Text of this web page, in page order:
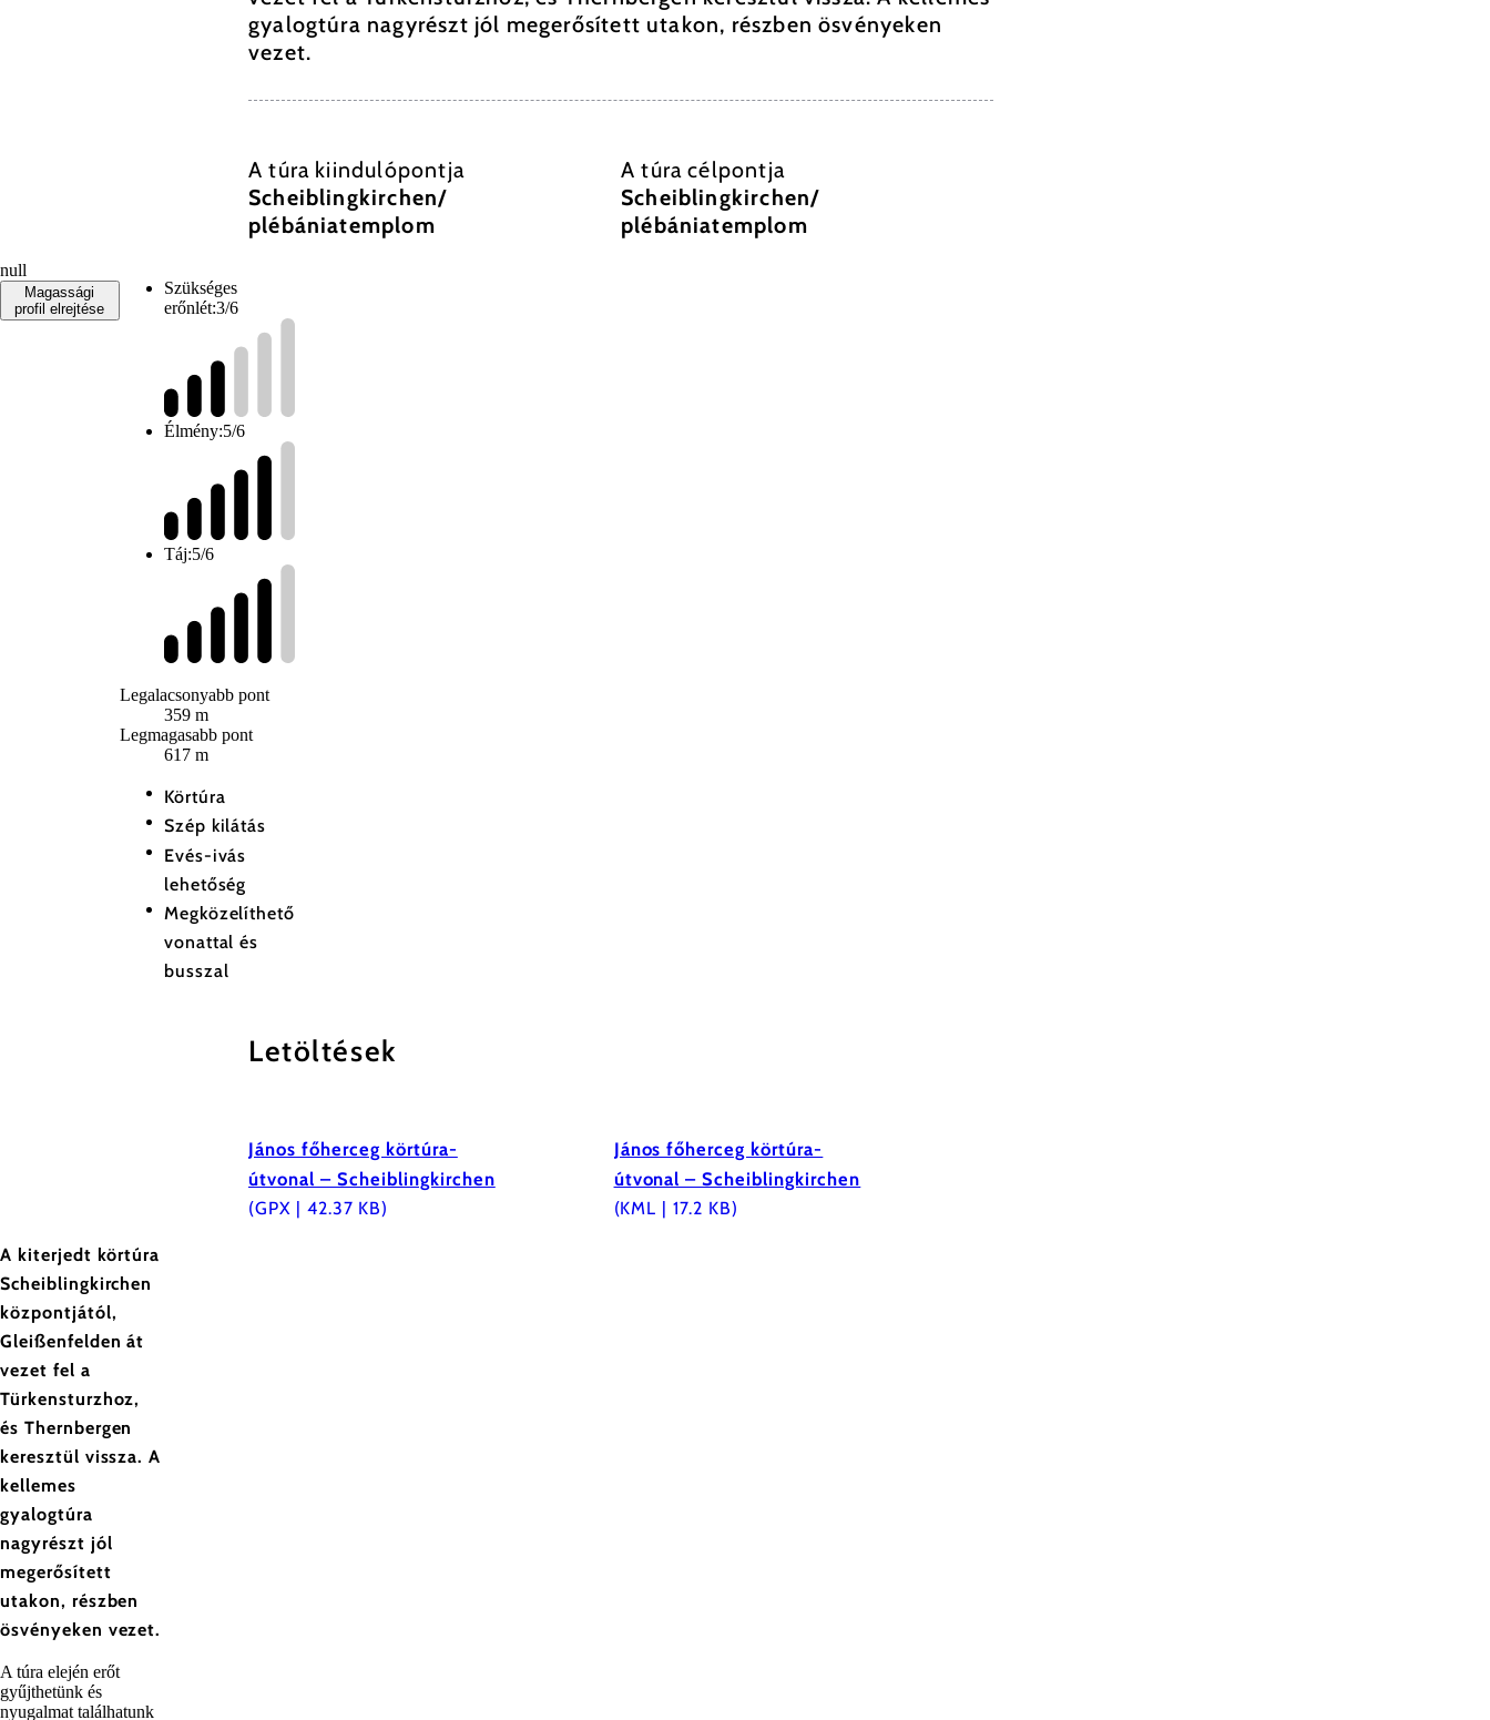
gyalogtúra nagyrészt jól megerősített utakon, részben ösvényeken
vezet.
A túra kiindulópontja
Scheiblingkirchen/
plébániatemplom
A túra célpontja
Scheiblingkirchen/
plébániatemplom
null
Magassági
profil elrejtése
Szükséges
erőnlét:3/6
Élmény:5/6
Táj:5/6
Legalacsonyabb pont
359 m
Legmagasabb pont
617 m
Körtúra
Szép kilátás
Evés-ivás
lehetőség
Megközelíthető
vonattal és
busszal
Letöltések
János főherceg körtúra-
útvonal – Scheiblingkirchen
(GPX | 42.37 KB)
János főherceg körtúra-
útvonal – Scheiblingkirchen
(KML | 17.2 KB)
A kiterjedt körtúra
Scheiblingkirchen
központjától,
Gleißenfelden át
vezet fel a
Türkensturzhoz,
és Thernbergen
keresztül vissza. A
kellemes
gyalogtúra
nagyrészt jól
megerősített
utakon, részben
ösvényeken vezet.
A túra elején erőt
gyűjthetünk és
nyugalmat találhatunk